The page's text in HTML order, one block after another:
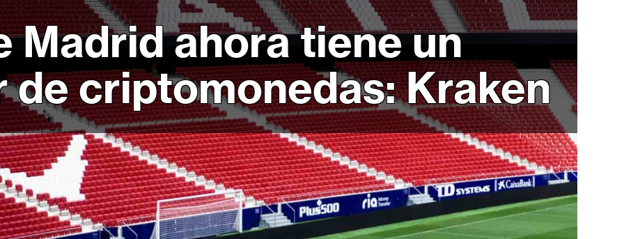
Madrid ahora tiene un
criptomonedas: Kraken